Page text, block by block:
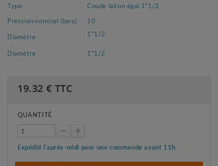
Type
Coude laiton égal 1"1/2
Pression nominal (bars)
10
Diamètre
1"1/2
Diamètre 1"1/2
19.32 € TTC
QUANTITÉ
Expédié l'après-midi pour une commande avant 11h